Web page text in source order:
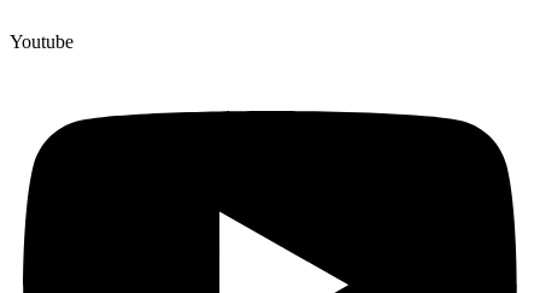
Youtube